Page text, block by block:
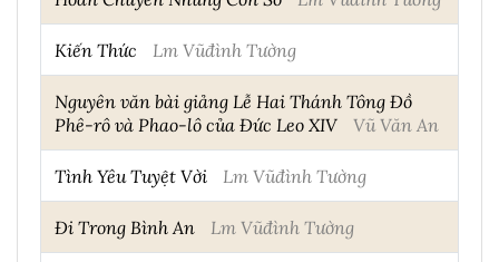
Kiến Thức Lm Vũđình Tường
Nguyên văn bài giảng Lễ Hai Thánh Tông Đồ
Phê-rô và Phao-lô của Đức Leo XIV
Vũ Văn An
Tình Yêu Tuyệt Vời Lm Vũđình Tường
Đi Trong Bình An Lm Vũđình Tường